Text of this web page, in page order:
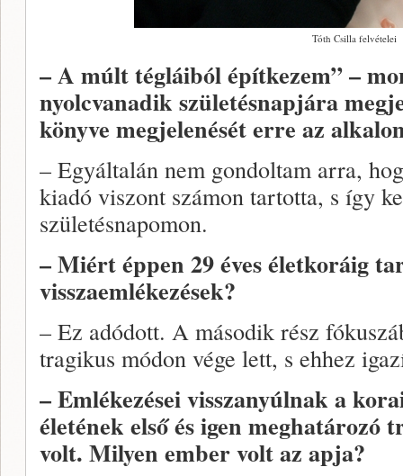
Tóth Csilla felvételei
–A múlt tégláiból építkezem” –
nyolcvanadik születésnapjára
könyve megjelenését erre az
– Egyáltalán nem gondoltam arra,
kiadó viszont számon tartotta, s így
születésnapomon.
– Miért éppen 29 éves életkoráig
visszaemlékezések?
– Ez adódott. A második rész
tragikus módon vége lett, s ehhez
– Emlékezései visszanyúlnak a
életének első és igen meghatározó
volt. Milyen ember volt az apja?